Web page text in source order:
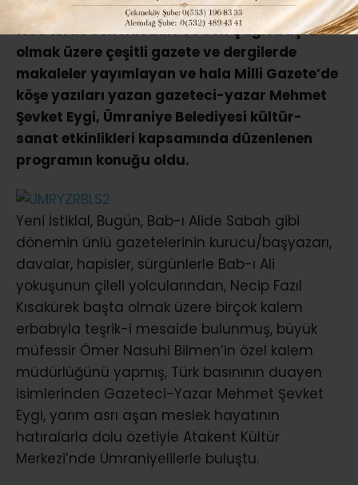
1970’lerde Son Havadis ve Son Çağrı başta
olmak üzere çeşitli gazete ve dergilerde
makaleler yayımlayan ve hala Milli Gazete’de
köşe yazıları yazan gazeteci-yazar Mehmet
Şevket Eygi, Ümraniye Belediyesi kültür-
sanat etkinlikleri kapsamında düzenlenen
programın konuğu oldu.
Yeni İstiklal, Bugün, Bab-ı Alide Sabah gibi
dönemin ünlü gazetelerinin kurucu/başyazarı,
davalar, hapisler, sürgünlerle Bab-ı Ali
yokuşunun çileli yolcularından, Necip Fazıl
Kısakürek başta olmak üzere birçok kalem
erbabıyla teşrik-i mesaide bulunmuş, büyük
müfessir Ömer Nasuhi Bilmen’in özel kalem
müdürlüğünü yapmış, Türk basınının duayen
isimlerinden Gazeteci-Yazar Mehmet Şevket
Eygi, yarım asrı aşan meslek hayatının
hatıralarla dolu özetiyle Atakent Kültür
Merkezi’nde Ümraniyelilerle buluştu.